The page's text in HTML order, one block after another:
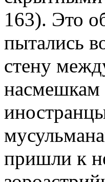
163). Это
пытались
стену
насмешкам
пришли к